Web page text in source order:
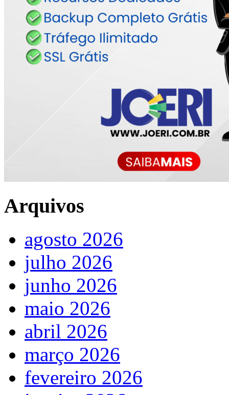
Arquivos
agosto 2026
julho 2026
junho 2026
maio 2026
abril 2026
março 2026
fevereiro 2026